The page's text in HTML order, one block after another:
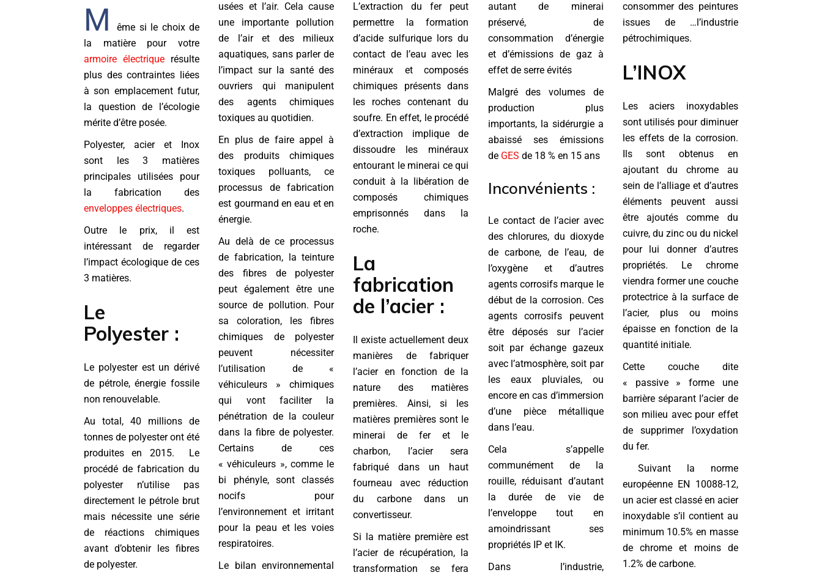
M
ême si le choix de
la matière pour votre
armoire électrique résulte
plus des contraintes liées
à son emplacement futur,
la question de l’écologie
mérite d’être posée.
Polyester, acier et Inox
sont les 3 matières
principales utilisées pour
la fabrication des
enveloppes électriques.
Outre le prix, il est
intéressant de regarder
l’impact écologique de ces
3 matières.
Le
Polyester :
Le polyester est un dérivé
de pétrole, énergie fossile
non renouvelable.
Au total, 40 millions de
tonnes de polyester ont été
produites en 2015. Le
procédé de fabrication du
polyester n’utilise pas
directement le pétrole brut
mais nécessite une série
de réactions chimiques
avant d’obtenir les fibres
de polyester.
usées et l’air. Cela cause
une importante pollution
de l’air et des milieux
aquatiques, sans parler de
l’impact sur la santé des
ouvriers qui manipulent
des agents chimiques
toxiques au quotidien.
En plus de faire appel à
des produits chimiques
toxiques polluants, ce
processus de fabrication
est gourmand en eau et en
énergie.
Au delà de ce processus
de fabrication, la teinture
des fibres de polyester
peut également être une
source de pollution. Pour
sa coloration, les fibres
chimiques de polyester
peuvent nécessiter
l’utilisation de «
véhiculeurs » chimiques
qui vont faciliter la
pénétration de la couleur
dans la fibre de polyester.
Certains de ces
« véhiculeurs », comme le
bi phényle, sont classés
nocifs pour
l’environnement et irritant
pour la peau et les voies
respiratoires.
Le bilan environnemental
L’extraction du fer peut
permettre la formation
d’acide sulfurique lors du
contact de l’eau avec les
minéraux et composés
chimiques présents dans
les roches contenant du
soufre. En effet, le procédé
d’extraction implique de
dissoudre les minéraux
entourant le minerai ce qui
conduit à la libération de
composés chimiques
emprisonnés dans la
roche.
La
fabrication
de l’acier :
Il existe actuellement deux
manières de fabriquer
l’acier en fonction de la
nature des matières
premières. Ainsi, si les
matières premières sont le
minerai de fer et le
charbon, l’acier sera
fabriqué dans un haut
fourneau avec réduction
du carbone dans un
convertisseur.
Si la matière première est
l’acier de récupération, la
transformation se fera
autant de minerai
préservé, de
consommation d’énergie
et d’émissions de gaz à
effet de serre évités
Malgré des volumes de
production plus
importants, la sidérurgie a
abaissé ses émissions
de GES de 18 % en 15 ans
Inconvénients :
Le contact de l’acier avec
des chlorures, du dioxyde
de carbone, de l’eau, de
l’oxygène et d’autres
agents corrosifs marque le
début de la corrosion. Ces
agents corrosifs peuvent
être déposés sur l’acier
soit par échange gazeux
avec l’atmosphère, soit par
les eaux pluviales, ou
encore en cas d’immersion
d’une pièce métallique
dans l’eau.
Cela s’appelle
communément de la
rouille, réduisant d’autant
la durée de vie de
l’enveloppe tout en
amoindrissant ses
propriétés IP et IK.
Dans l’industrie,
consommer des peintures
issues de …l’industrie
pétrochimiques.
L’INOX
Les aciers inoxydables
sont utilisés pour diminuer
les effets de la corrosion.
Ils sont obtenus en
ajoutant du chrome au
sein de l’alliage et d’autres
éléments peuvent aussi
être ajoutés comme du
cuivre, du zinc ou du nickel
pour lui donner d’autres
propriétés. Le chrome
viendra former une couche
protectrice à la surface de
l’acier, plus ou moins
épaisse en fonction de la
quantité initiale.
Cette couche dite
« passive » forme une
barrière séparant l’acier de
son milieu avec pour effet
de supprimer l’oxydation
du fer.
Suivant la norme
européenne EN 10088-12,
un acier est classé en acier
inoxydable s’il contient au
minimum 10.5% en masse
de chrome et moins de
1.2% de carbone.